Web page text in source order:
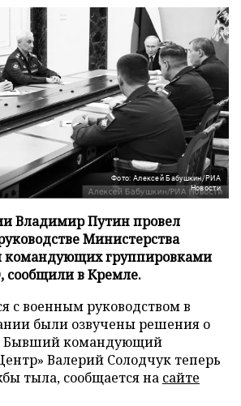
Фото: Алексей Бабушкин/РИА
Новости
Владимир Путин провел
Министерства
командующих группировками
сообщили в Кремле.
с военным руководством в
были озвучены решения о
Бывший командующий
Валерий Солодчук теперь
тыла, сообщается на сайте